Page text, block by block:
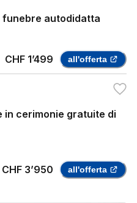
autodidatta
CHF 1’499 all'offerta
in cerimonie gratuite di
CHF 3’950 all'offerta